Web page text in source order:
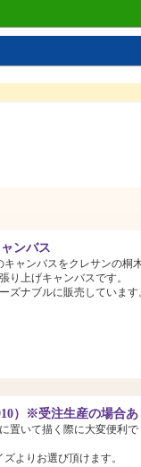
ンバス
キャンバスをクレサンの桐
り上げキャンバスです。
ズナブルに販売しています
）※受注生産の場合あ
置いて描く際に大変便利で
ズよりお選び頂けます。